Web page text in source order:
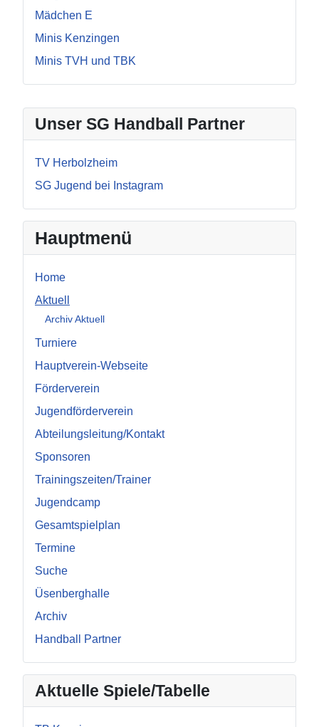
Unser SG Handball Partner
TV Herbolzheim
SG Jugend bei Instagram
Hauptmenü
Home
Aktuell
Archiv Aktuell
Turniere
Hauptverein-Webseite
Förderverein
Jugendförderverein
Abteilungsleitung/Kontakt
Sponsoren
Trainingszeiten/Trainer
Jugendcamp
Gesamtspielplan
Termine
Suche
Üsenberghalle
Archiv
Handball Partner
Aktuelle Spiele/Tabelle
Mädchen E
Minis Kenzingen
Minis TVH und TBK